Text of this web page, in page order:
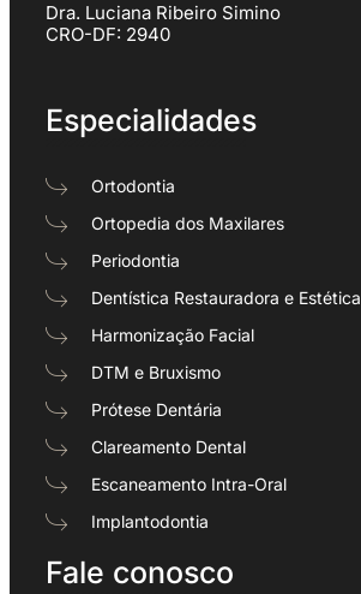
Dra. Luciana Ribeiro Simino
CRO-DF: 2940
Especialidades
Ortodontia
Ortopedia dos Maxilares
Periodontia
Dentística Restauradora e Estética
Harmonização Facial
DTM e Bruxismo
Prótese Dentária
Clareamento Dental
Escaneamento Intra-Oral
Implantodontia
Fale conosco